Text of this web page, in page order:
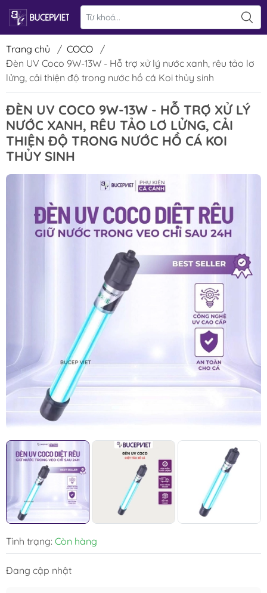
Trang chủ / COCO
/
Đèn UV Coco 9W-13W - Hỗ trợ xử lý nước xanh, rêu tảo lơ
lửng, cải thiện độ trong nước hồ cá Koi thủy sinh
ĐÈN UV COCO 9W-13W - HỖ TRỢ XỬ LÝ
NƯỚC XANH, RÊU TẢO LƠ LỬNG, CẢI
THIỆN ĐỘ TRONG NƯỚC HỒ CÁ KOI
THỦY SINH
Tình trạng: Còn hàng
Đang cập nhật